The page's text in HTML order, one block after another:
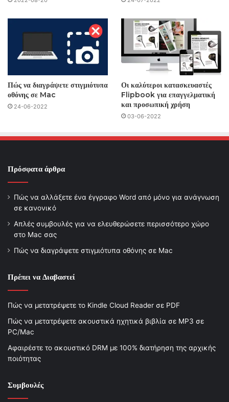
Πώς να διαγράψετε στιγμιότυπα
οθόνης σε Mac
24-06-2022
Οι καλύτεροι κατασκευαστές
Flipbook για επαγγελματική
και προσωπική χρήση
03-06-2022
Πρόσφατα άρθρα
Πώς να αλλάξετε ένα έγγραφο Word από μόνο για ανάγνωση
σε κανονικό
Απλές συμβουλές για να ελευθερώσετε περισσότερο χώρο
στο Mac σας
Πώς να διαγράψετε στιγμιότυπα οθόνης σε Mac
Πρέπει να Διαβαστεί
Πώς να μετατρέψετε το Kindle Cloud Reader σε PDF
Πώς να μετατρέψετε ακουστικά ηχητικά βιβλία σε MP3 σε
PC/Mac
Αφαιρέστε το ακουστικό DRM με 100% διατήρηση της αρχικής
ποιότητας
Συμβουλές